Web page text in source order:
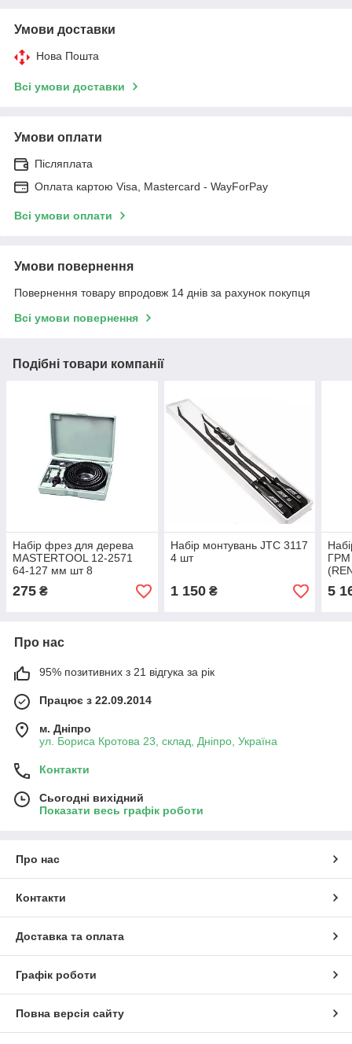
Умови доставки
Нова Пошта
Всі умови доставки
Умови оплати
Післяплата
Оплата картою Visa, Mastercard - WayForPay
Всі умови оплати
Умови повернення
Повернення товару впродовж 14 днів за рахунок покупця
Всі умови повернення
Подібні товари компанії
Набір фрез для дерева
MASTERTOOL 12-2571
64-127 мм шт 8
275 ₴
Набір монтувань JTC 3117
4 шт
1 150₴
ГРМ
(2.0
5
Про нас
95% позитивних з 21 відгука за рік
Працює з 22.09.2014
м. Дніпро
ул. Бориса Кротова 23, склад, Дніпро, Україна
Контакти
Сьогодні вихідний
Показати весь графік роботи
Про нас
Контакти
Доставка та оплата
Графік роботи
Повна версія сайту